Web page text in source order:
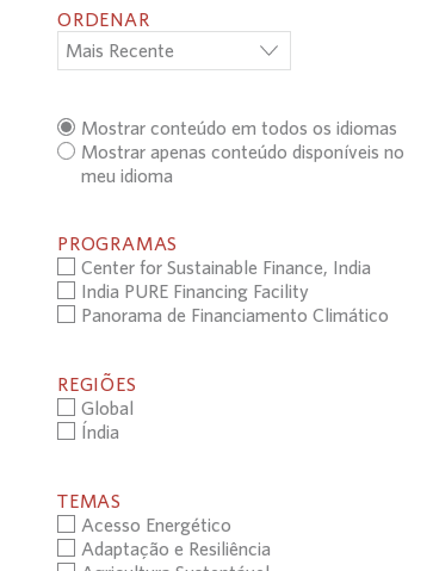
ORDENAR
Mais Recente
Mostrar conteúdo em todos os idiomas
Mostrar apenas conteúdo disponíveis no
meu idioma
PROGRAMAS
Center for Sustainable Finance, India
India PURE Financing Facility
Panorama de Financiamento Climático
REGIÕES
Global
Índia
TEMAS
Acesso Energético
Adaptação e Resiliência